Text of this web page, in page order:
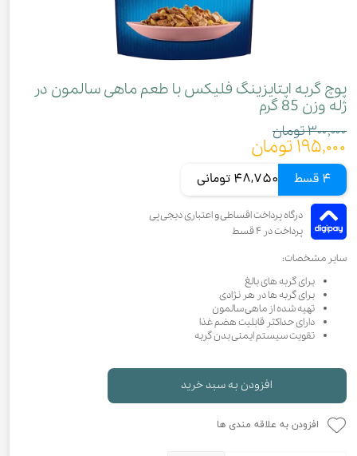
پوچ گربه اپتایزینگ فلیکس با طعم ماهی سالمون در
ژله وزن 85 گرم
۳۰۰,۰۰۰ تومان
۱۹۵,۰۰۰ تومان
4 قسط 48,750 تومانی
سایر مشخصات:
برای گربه های بالغ
برای گربه ها در هر نژادی
تهیه شده از ماهی سالمون
دارای حداکثر قابلیت هضم غذا
تقویت سیستم ایمنی بدن گربه
افزودن به سبد خرید
افزودن به علاقه مندی ها